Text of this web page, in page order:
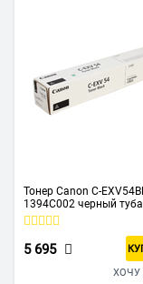
Тонер Canon C-
1394C002 черный
копира C3025i
5 695
ХОЧУ